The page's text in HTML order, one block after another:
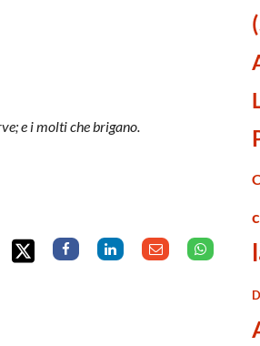
e i molti che brigano.